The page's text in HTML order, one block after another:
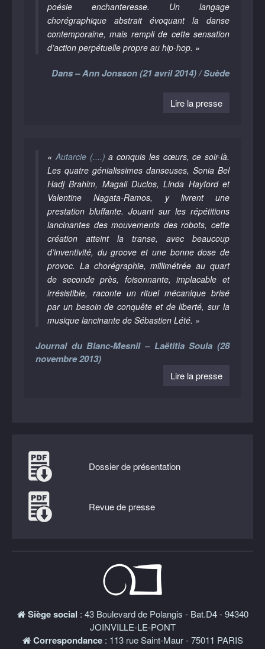
poésie enchanteresse. Un langage
chorégraphique abstrait évoquant la danse
contemporaine, mais rempli de cette sensation
d’action perpétuelle propre au hip-hop. »
Dans – Ann Jonsson (21 avril 2014) / Suède
Lire la presse
«Autarcie (....) a conquis les cœurs, ce soir-là.
Les quatre génialissimes danseuses, Sonia Bel
Hadj Brahim, Magali Duclos, Linda Hayford et
Valentine Nagata-Ramos, y livrent une
prestation bluffante. Jouant sur les répétitions
lancinantes des mouvements des robots, cette
création atteint la transe, avec beaucoup
d’inventivité, du groove et une bonne dose de
provoc. La chorégraphie, millimétrée au quart
de seconde près, foisonnante, implacable et
irrésistible, raconte un rituel mécanique brisé
par un besoin de conquête et de liberté, sur la
musique lancinante de Sébastien Lété. »
Journal du Blanc-Mesnil – Laëtitia Soula (28
novembre 2013)
Lire la presse
Dossier de présentation
Revue de presse
Siège social : 43 Boulevard de Polangis - Bat.D4 - 94340
JOINVILLE-LE-PONT
Correspondance: 113 rue Saint-Maur - 75011 PARIS